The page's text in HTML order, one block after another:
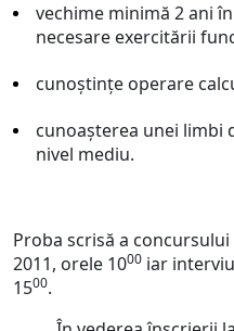
vechime minimă 2 ani
necesare exercitării
cunoştinţe operare
cunoaşterea unei limbi
nivel mediu.
Proba scrisă a
2011, orele 1000 iar
1500.